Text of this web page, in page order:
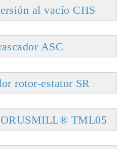
al vacío CHS
ASC
rotor-estator SR
TML05